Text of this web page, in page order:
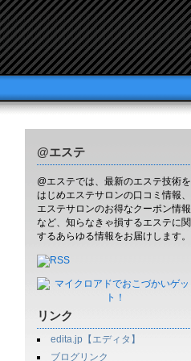
@エステ
@エステでは、最新のエステ技術を
はじめエステサロンの口コミ情報、
エステサロンのお得なクーポン情報
など、知らなきゃ損するエステに関
するあらゆる情報をお届けします。
リンク
edita.jp【エディタ】
ブログリンク